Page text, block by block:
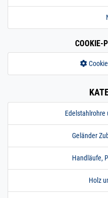
COOKIE-
Edelstahlrohre
Geländer
Handläufe,
Holz